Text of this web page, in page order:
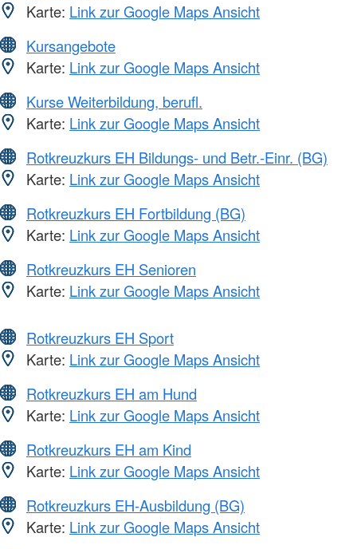
Karte: Link zur Google Maps Ansicht
Kursangebote
Karte: Link zur Google Maps Ansicht
Kurse Weiterbildung, berufl.
Karte: Link zur Google Maps Ansicht
Rotkreuzkurs EH Bildungs- und Betr.-Einr. (BG)
Karte: Link zur Google Maps Ansicht
Rotkreuzkurs EH Fortbildung (BG)
Karte: Link zur Google Maps Ansicht
Rotkreuzkurs EH Senioren
Karte: Link zur Google Maps Ansicht
Rotkreuzkurs EH Sport
Karte: Link zur Google Maps Ansicht
Rotkreuzkurs EH am Hund
Karte: Link zur Google Maps Ansicht
Rotkreuzkurs EH am Kind
Karte: Link zur Google Maps Ansicht
Rotkreuzkurs EH-Ausbildung (BG)
Karte: Link zur Google Maps Ansicht